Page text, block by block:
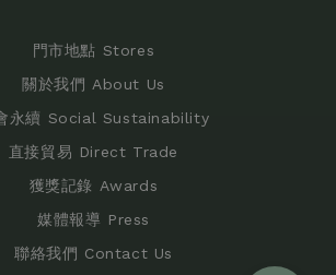
門市地點 Stores
關於我們 About Us
永續 Social Sustainability
直接貿易 Direct Trade
獲獎記錄 Awards
媒體報導 Press
聯絡我們 Contact Us